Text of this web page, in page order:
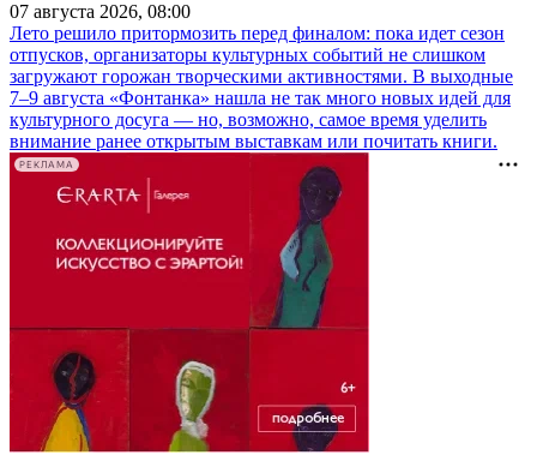
07 августа 2026, 08:00
Лето решило притормозить перед финалом: пока идет сезон
отпусков, организаторы культурных событий не слишком
загружают горожан творческими активностями. В выходные
7–9 августа «Фонтанка» нашла не так много новых идей для
культурного досуга — но, возможно, самое время уделить
внимание ранее открытым выставкам или почитать книги.
РЕКЛАМА